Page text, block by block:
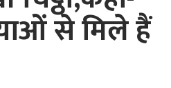
से मिले हैं